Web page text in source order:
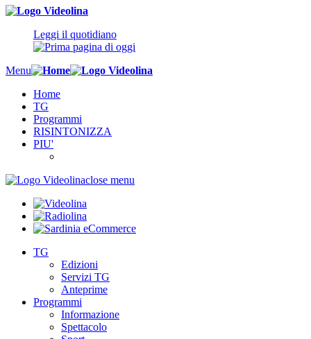
Leggi il quotidiano
Menu
Home
TG
Programmi
RISINTONIZZA
PIU'
close menu
TG
Edizioni
Servizi TG
Anteprime
Programmi
Informazione
Spettacolo